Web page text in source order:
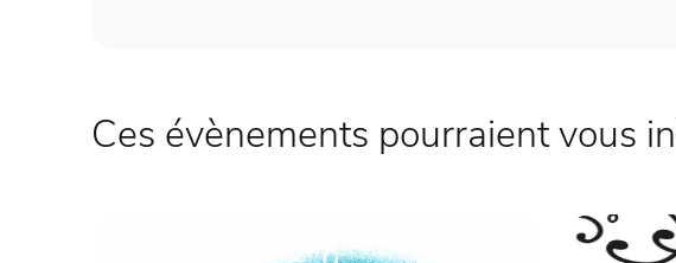
Ces évènements pourraient vous